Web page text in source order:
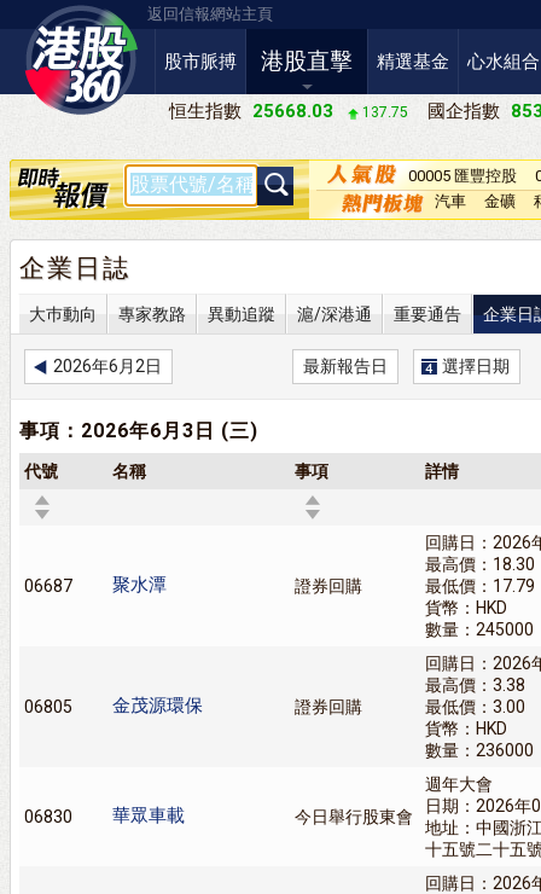
返回信報網站主頁
股市脈搏 港股直擊 精選基金 心水組合
恒生指數 25668.03 137.75 國企指數
00005 匯豐控股
汽車 金礦
企業日誌
大巿動向 專家教路 異動追蹤 滬/深港通 重要通告 企業日
2026年6月2日 最新報告日 選擇日期
事項：2026年6月3日 (三)
代號 名稱 事項 詳情
06687 聚水潭 證券回購
回購日：2026
最高價：18.30
最低價：17.79
貨幣：HKD
數量：245000
06805 金茂源環保 證券回購
回購日：2026
最高價：3.38
最低價：3.00
貨幣：HKD
數量：236000
06830 華眾車載 今日舉行股東會
週年大會
日期：2026年
地址：中國浙
十五號二十五
回購日：2026